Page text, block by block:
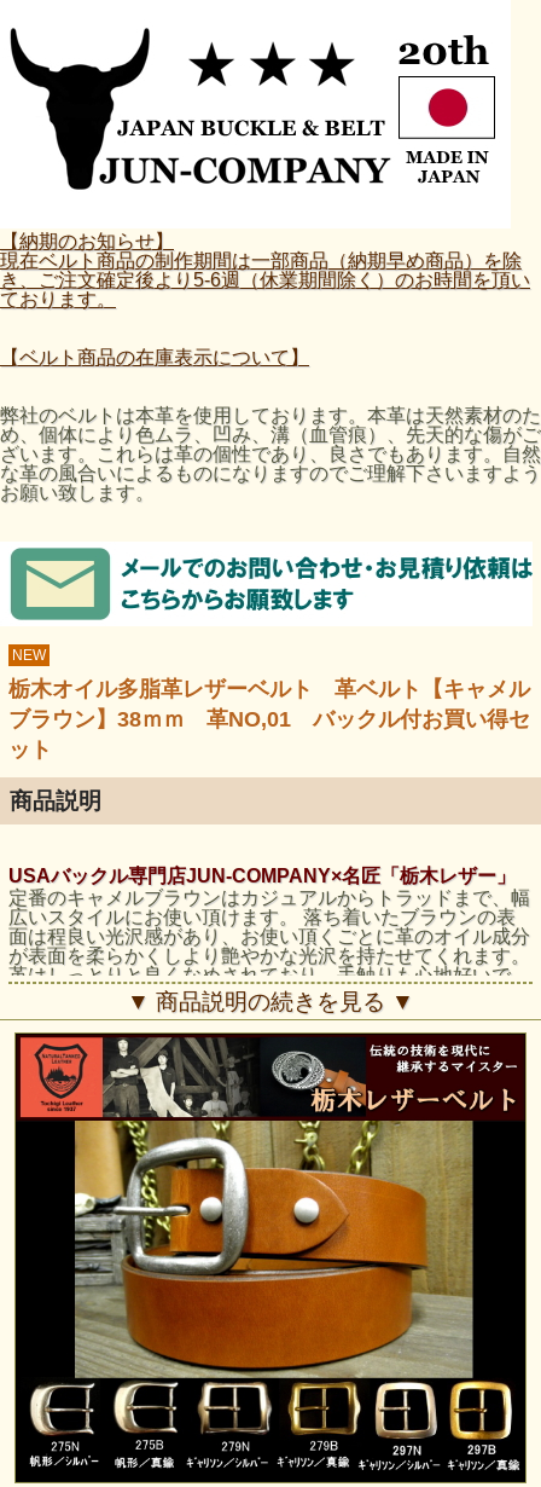
【納期のお知らせ】
現在ベルト商品の制作期間は一部商品（納期早め商品）を除
き、ご注文確定後より5-6週（休業期間除く）のお時間を頂い
ております。
【ベルト商品の在庫表示について】
弊社のベルトは本革を使用しております。本革は天然素材のた
め、個体により色ムラ、凹み、溝（血管痕）、先天的な傷がご
ざいます。これらは革の個性であり、良さでもあります。自然
な革の風合いによるものになりますのでご理解下さいますよう
お願い致します。
NEW
栃木オイル多脂革レザーベルト 革ベルト【キャメル
ブラウン】38ｍｍ 革NO,01 バックル付お買い得セ
ット
商品説明
USAバックル専門店JUN-COMPANY×名匠「栃木レザー」
定番のキャメルブラウンはカジュアルからトラッドまで、幅
広いスタイルにお使い頂けます。 落ち着いたブラウンの表
面は程良い光沢感があり、お使い頂くごとに革のオイル成分
が表面を柔らかくしより艶やかな光沢を持たせてくれます。
革はしっとりと良くなめされており、手触りも心地好いで
す。さらに使い込むごとに、味わえる良質天然皮革ならでは
の使い心地の良さ・光沢感を是非ご実感下さい。
▼ 商品説明の続きを見る ▼